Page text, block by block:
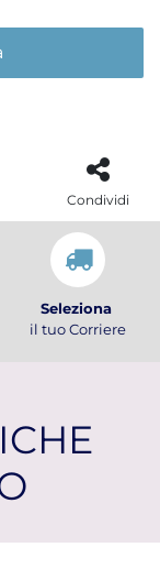
Condividi
Seleziona
il tuo Corriere